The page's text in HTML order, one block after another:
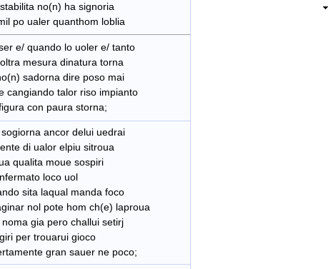
no(n) ha signoria
po ualer quanthom loblia
e/ quando lo uoler e/ tanto
mesura dinatura torna
sadorna dire poso mai
talor riso impianto
con paura storna;
ancor delui uedrai
di ualor elpiu sitroua
qualita moue sospiri
loco uol
sita laqual manda foco
nol pote hom ch(e) laproua
gia pero challui setirj
per trouarui gioco
gran sauer ne poco;